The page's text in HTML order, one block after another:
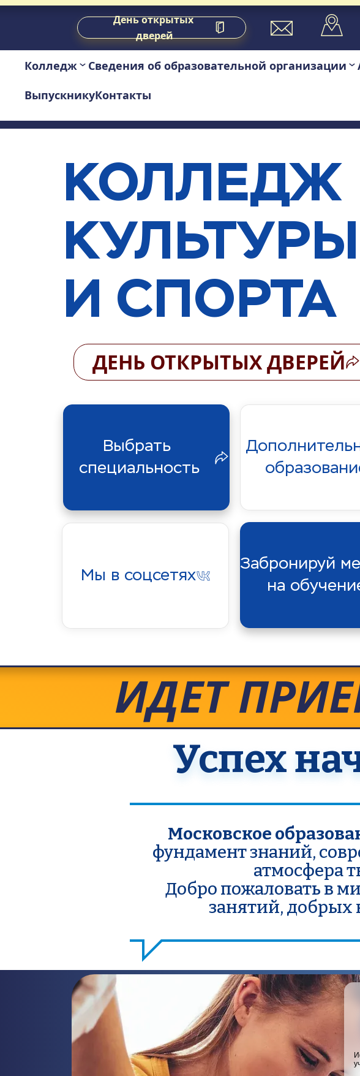
День открытых
дверей
Колледж Сведения об образовательной организации
ВыпускникуКонтакты
КОЛЛЕДЖ
КУЛЬТУРЫ
И СПОРТА
Выбрать
специальность
Мы в соцсетях
Забронируй
на
ДЕНЬ ОТКРЫТЫХ ДВЕРЕЙ
ИДЕТ
Московское
фундамент знаний,
атмосфера
Добро пожаловать в
занятий, добрых
Успех